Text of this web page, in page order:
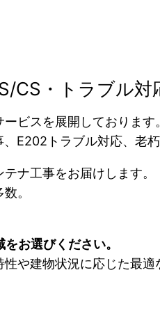
CS・トラブル対
ビスを展開しております。
E202トラブル対応、老
ナ工事をお届けします。
。
お選びください。
や建物状況に応じた最